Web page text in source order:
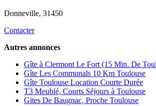
Donneville, 31450
Contacter
Autres annonces
Gîte à Clermont Le Fort (15 Min. De
Gîte Les Communals 10 Km Toulouse
Gîte Toulouse Location Courte Durée
T3 Meublé, Courts Séjours à Toulouse
Gites De Baugnac, Proche Toulouse